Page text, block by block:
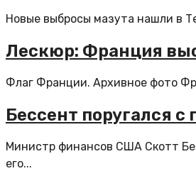
Новые выбросы мазута нашли в
Лескюр: Франция
Флаг Франции. Архивное фото
Бессент поругался
Министр финансов США Скотт
его...